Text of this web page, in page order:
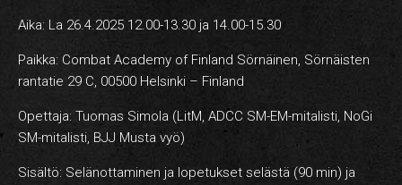
Aika: La 26.4.2025 12.00-13.30 ja 14.00-15.30
Paikka: Combat Academy of Finland Sörnäinen, Sörnäisten
rantatie 29 C, 00500 Helsinki – Finland
Opettaja: Tuomas Simola (LitM, ADCC SM-EM-mitalisti, NoGi
SM-mitalisti, BJJ Musta vyö)
Sisältö: Selänottaminen ja lopetukset selästä (90 min) ja